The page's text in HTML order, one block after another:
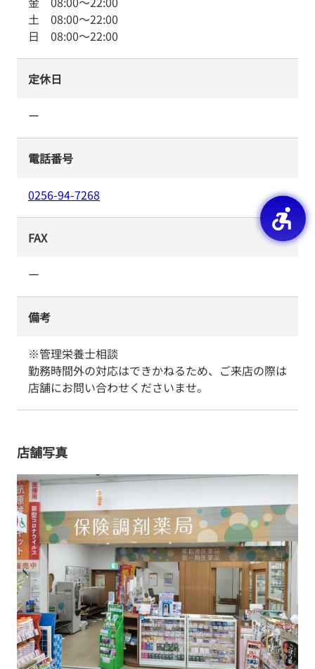
土 08:00～22:00
日 08:00～22:00
定休日
ー
電話番号
0256-94-7268
FAX
ー
備考
※管理栄養士相談
勤務時間外の対応はできかねるため、ご来店の際は
店舗にお問い合わせくださいませ。
店舗写真